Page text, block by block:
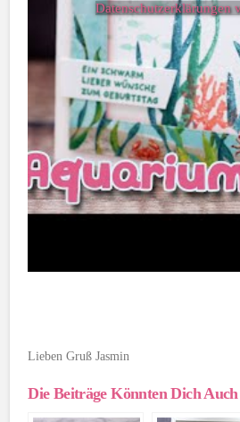
Datenschutzerklärungen
Lieben Gruß Jasmin
Die Beiträge Könnten Dich